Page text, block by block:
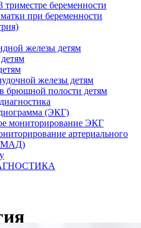
беременности
при беременности
железы детям
железы детям
брюшной полости детям
(ЭКГ)
мониторирование ЭКГ
артериального